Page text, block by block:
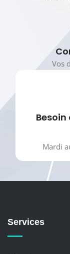
Vos
Mardi
Services